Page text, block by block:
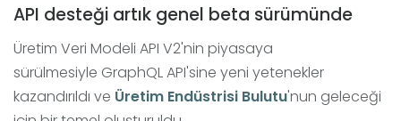
API desteği artık genel beta sürümünde
Üretim Veri Modeli API V2'nin piyasaya
sürülmesiyle GraphQL API'sine yeni yetenekler
kazandırıldı ve Üretim Endüstrisi Bulutu'nun geleceği